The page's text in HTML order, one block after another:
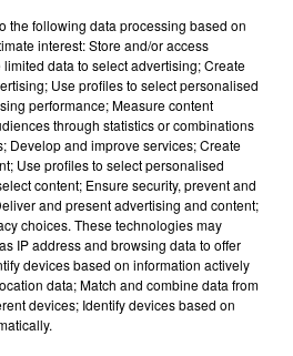
Palmieri dévoile
de la première édition de
18 au 20 septembre 2026 au
Philippe Palmieri, président...
Voir plus
the following data processing based on
interest: Store and/or access
data to select advertising; Create
Use profiles to select personalised
performance; Measure content
through statistics or combinations
Develop and improve services; Create
Use profiles to select personalised
content; Ensure security, prevent and
and present advertising and content;
choices. These technologies may
IP address and browsing data to offer
devices based on information actively
data; Match and combine data from
devices; Identify devices based on